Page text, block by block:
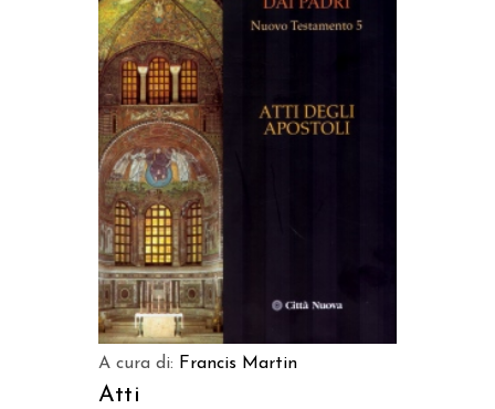
AGGIUNGI AL CARRELLO
A cura di: Francis Martin
Atti